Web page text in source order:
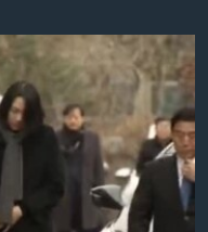
available